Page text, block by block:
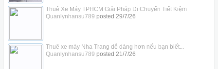
Thuê Xe Máy TPHCM Giải Pháp Di Chuyển Tiết Kiệm
Quanlynhansu789 posted 29/7/26
Thuê xe máy Nha Trang dễ dàng hơn nếu bạn biết...
Quanlynhansu789 posted 21/7/26